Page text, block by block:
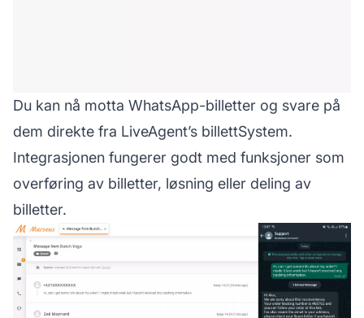
Du kan nå motta WhatsApp-billetter og svare på
dem direkte fra LiveAgent’s billettSystem.
Integrasjonen fungerer godt med funksjoner som
overføring av billetter, løsning eller deling av
billetter.